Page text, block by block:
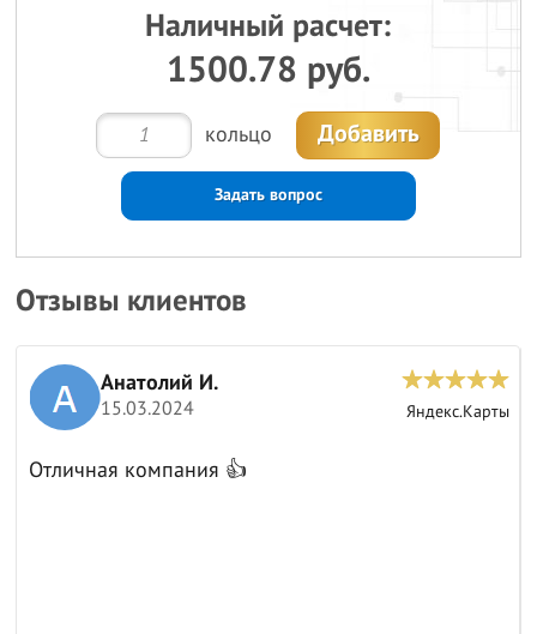
Наличный расчет:
1500.78 руб.
кольцо Добавить
Задать вопрос
Отзывы клиентов
Анатолий И.
15.03.2024 Яндекс.Карты
Отличная компания 👍